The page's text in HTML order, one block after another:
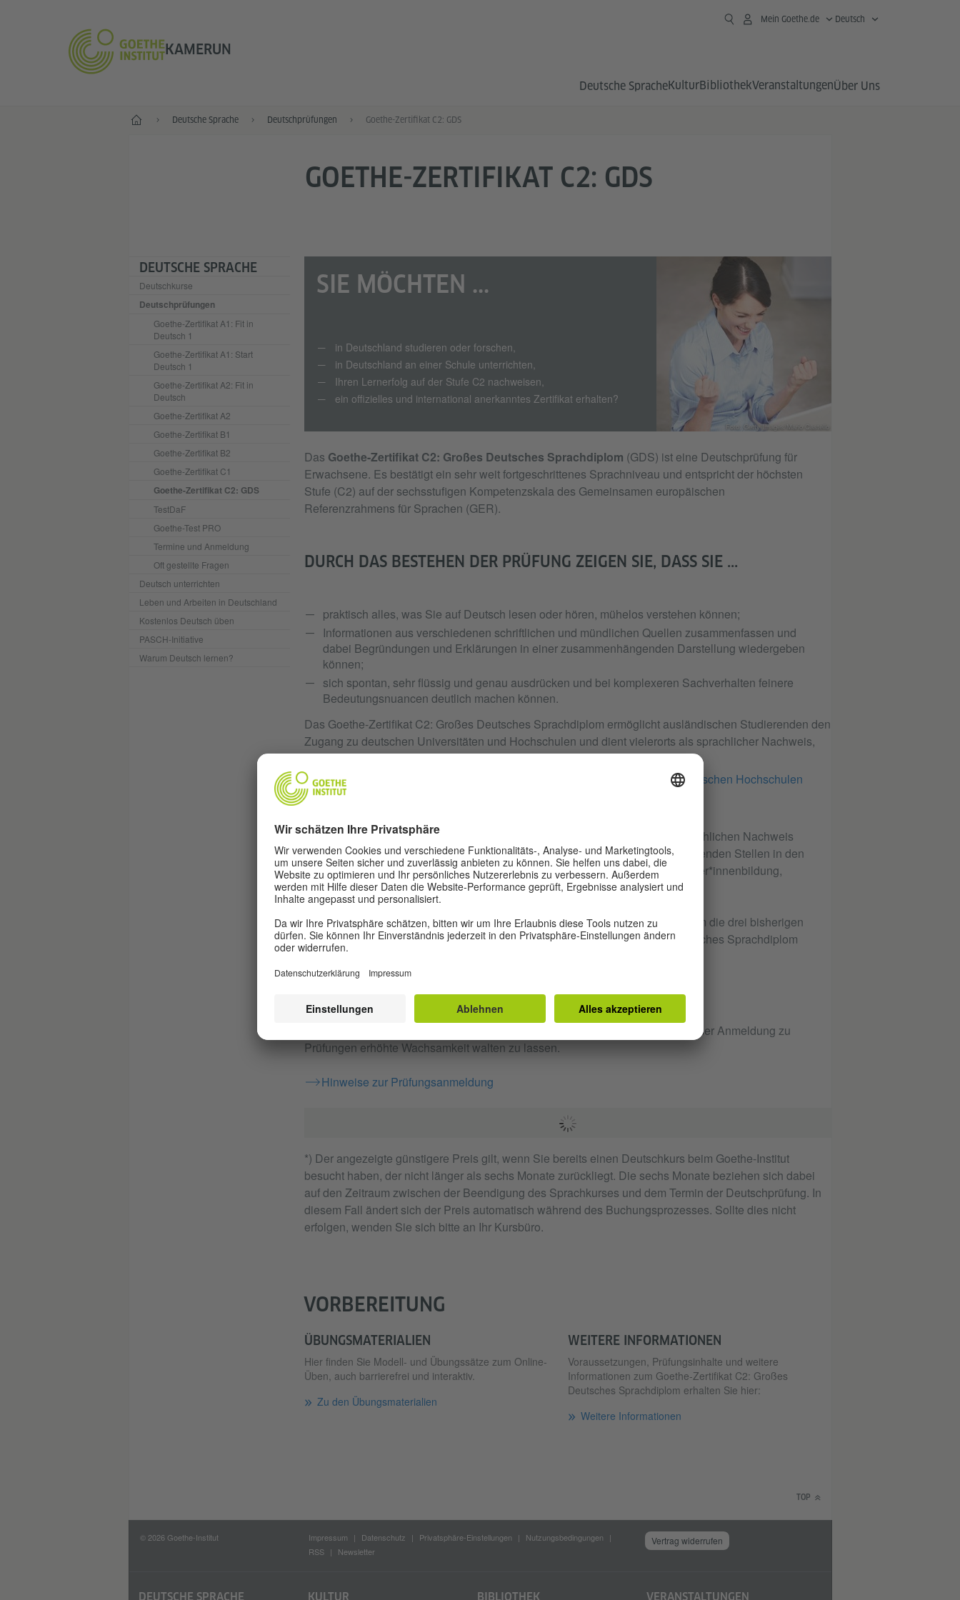
KAMERUN
Mein Goethe.de Deutsch
Deutsche SpracheKulturBibliothekVeranstaltungenÜber Uns
Start Deutsche Sprache Deutschprüfungen Goethe-Zertifikat C2: GDS
DEUTSCHE SPRACHE
Deutschkurse
Deutschprüfungen
Goethe-Zertifikat A1: Fit in
Deutsch 1
Goethe-Zertifikat A1: Start
Deutsch 1
Goethe-Zertifikat A2: Fit in
Deutsch
Goethe-Zertifikat A2
Goethe-Zertifikat B1
Goethe-Zertifikat B2
Goethe-Zertifikat C1
Goethe-Zertifikat C2: GDS
TestDaF
Goethe-Test PRO
Termine und Anmeldung
Oft gestellte Fragen
Deutsch unterrichten
Leben und Arbeiten in Deutschland
Kostenlos Deutsch üben
PASCH-Initiative
Warum Deutsch lernen?
GOETHE-ZERTIFIKAT C2: GDS
Foto: Getty Images/Mario Castello
SIE MÖCHTEN ...
in Deutschland studieren oder forschen,
in Deutschland an einer Schule unterrichten,
Ihren Lernerfolg auf der Stufe C2 nachweisen,
ein offizielles und international anerkanntes Zertifikat erhalten?
Das Goethe-Zertifikat C2: Großes Deutsches Sprachdiplom (GDS) ist eine Deutschprüfung für
Erwachsene. Es bestätigt ein sehr weit fortgeschrittenes Sprachniveau und entspricht der höchsten
Stufe (C2) auf der sechsstufigen Kompetenzskala des Gemeinsamen europäischen
Referenzrahmens für Sprachen (GER).
DURCH DAS BESTEHEN DER PRÜFUNG ZEIGEN SIE, DASS SIE ...
praktisch alles, was Sie auf Deutsch lesen oder hören, mühelos verstehen können;
Informationen aus verschiedenen schriftlichen und mündlichen Quellen zusammenfassen und
dabei Begründungen und Erklärungen in einer zusammenhängenden Darstellung wiedergeben
können;
sich spontan, sehr flüssig und genau ausdrücken und bei komplexeren Sachverhalten feinere
Bedeutungsnuancen deutlich machen können.
Das Goethe-Zertifikat C2: Großes Deutsches Sprachdiplom ermöglicht ausländischen Studierenden den
Zugang zu deutschen Universitäten und Hochschulen und dient vielerorts als sprachlicher Nachweis,
um Deutsch unterrichten zu können.
Rahmenordnung über Deutsche Sprachprüfungen für das Studium an deutschen Hochschulen
(RO-DT) (PDF, 395 kB)
Die Länder in der Bundesrepublik Deutschland erkennen die Prüfung als sprachlichen Nachweis
innerhalb der Lehramtsqualifikation an. Auskünfte hierzu erteilen die anerkennenden Stellen in den
jeweiligen Ländern wie Kultus-, Schul- oder Bildungsministerium, Amt für Lehrer*innenbildung,
Bezirksregierung oder Senatsverwaltung.
Zum 01.01.2012 hat das Goethe-Zertifikat C2: Großes Deutsches Sprachdiplom die drei bisherigen
Prüfungen Goethe-Zertifikat: Zentrale Oberstufenprüfung (ZOP), Kleines Deutsches Sprachdiplom
(KDS) und Großes Deutsches Sprachdiplom (GDS) abgelöst.
HINWEISE ZUR BETRUGSPRÄVENTION
Wir warnen vor betrügerischen Angeboten und bitten alle Kandidat*innen, bei der Anmeldung zu
Prüfungen erhöhte Wachsamkeit walten zu lassen.
Hinweise zur Prüfungsanmeldung
*) Der angezeigte günstigere Preis gilt, wenn Sie bereits einen Deutschkurs beim Goethe-Institut
besucht haben, der nicht länger als sechs Monate zurückliegt. Die sechs Monate beziehen sich dabei
auf den Zeitraum zwischen der Beendigung des Sprachkurses und dem Termin der Deutschprüfung. In
diesem Fall ändert sich der Preis automatisch während des Buchungsprozesses. Sollte dies nicht
erfolgen, wenden Sie sich bitte an Ihr Kursbüro.
VORBEREITUNG
ÜBUNGSMATERIALIEN
Hier finden Sie Modell- und Übungssätze zum Online-
Üben, auch barrierefrei und interaktiv.
Zu den Übungsmaterialien
WEITERE INFORMATIONEN
Voraussetzungen, Prüfungsinhalte und weitere
Informationen zum Goethe-Zertifikat C2: Großes
Deutsches Sprachdiplom erhalten Sie hier:
Weitere Informationen
TOP
© 2026 Goethe-Institut Impressum Datenschutz Privatsphäre-Einstellungen
Nutzungsbedingungen
RSS
Newsletter
Vertrag widerrufen
DEUTSCHE SPRACHE KULTUR BIBLIOTHEK VERANSTALTUNGEN